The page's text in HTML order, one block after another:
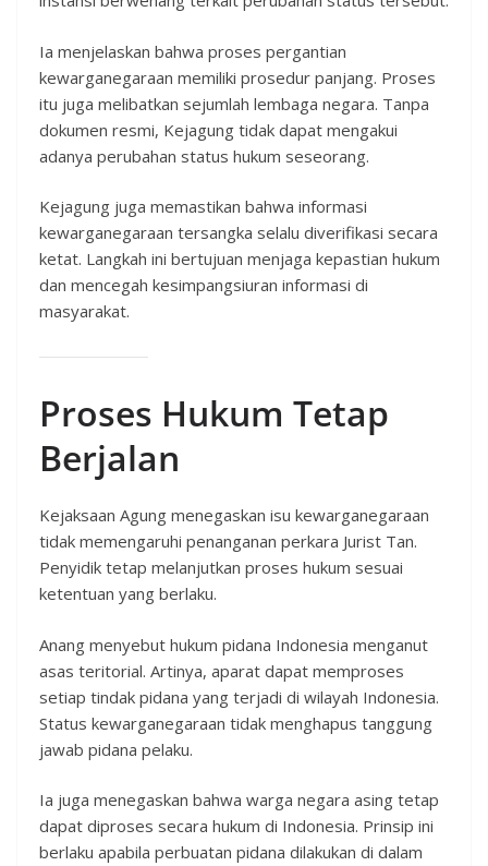
Ia menjelaskan bahwa proses pergantian
kewarganegaraan memiliki prosedur panjang. Proses
itu juga melibatkan sejumlah lembaga negara. Tanpa
dokumen resmi, Kejagung tidak dapat mengakui
adanya perubahan status hukum seseorang.
Kejagung juga memastikan bahwa informasi
kewarganegaraan tersangka selalu diverifikasi secara
ketat. Langkah ini bertujuan menjaga kepastian hukum
dan mencegah kesimpangsiuran informasi di
masyarakat.
Proses Hukum Tetap
Berjalan
Kejaksaan Agung menegaskan isu kewarganegaraan
tidak memengaruhi penanganan perkara Jurist Tan.
Penyidik tetap melanjutkan proses hukum sesuai
ketentuan yang berlaku.
Anang menyebut hukum pidana Indonesia menganut
asas teritorial. Artinya, aparat dapat memproses
setiap tindak pidana yang terjadi di wilayah Indonesia.
Status kewarganegaraan tidak menghapus tanggung
jawab pidana pelaku.
Ia juga menegaskan bahwa warga negara asing tetap
dapat diproses secara hukum di Indonesia. Prinsip ini
berlaku apabila perbuatan pidana dilakukan di dalam